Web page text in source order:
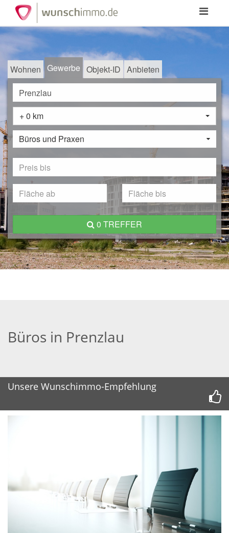
Toggle
Wohnen Gewerbe Objekt-ID Anbieten
+ 0 km
Büros und Praxen
0 TREFFER
Büros in Prenzlau
Unsere Wunschimmo-Empfehlung